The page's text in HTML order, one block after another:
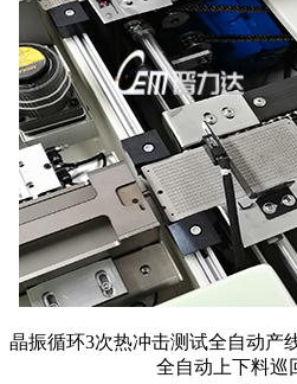
晶振循环3次热冲击测试全自
全自动上下料巡回+视